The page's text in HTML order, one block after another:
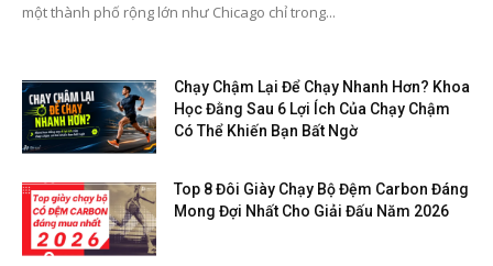
một thành phố rộng lớn như Chicago chỉ trong...
Chạy Chậm Lại Để Chạy Nhanh Hơn? Khoa
Học Đằng Sau 6 Lợi Ích Của Chạy Chậm
Có Thể Khiến Bạn Bất Ngờ
Top 8 Đôi Giày Chạy Bộ Đệm Carbon Đáng
Mong Đợi Nhất Cho Giải Đấu Năm 2026